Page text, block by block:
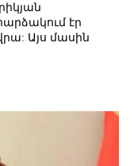
էր
Այս մասին